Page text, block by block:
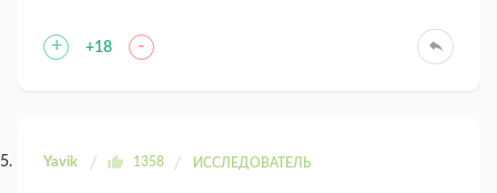
+ +18 -
Yavik 1358 ИССЛЕДОВАТЕЛЬ